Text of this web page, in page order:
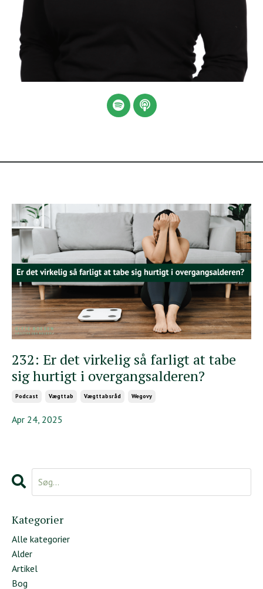
232: Er det virkelig så farligt at tabe
sig hurtigt i overgangsalderen?
Podcast Vægttab Vægttabsråd Wegovy
Apr 24, 2025
Kategorier
Alle kategorier
Alder
Artikel
Bog